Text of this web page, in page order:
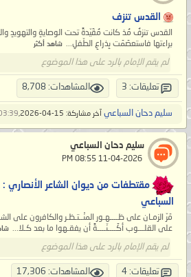
القدس تنزف
القدس تنزفُ مُذ كانت مُقَيّدةً تحت الوصايةِ
براءتها فاستعصَمَت بِذراعِ الطّفلِ... شاهد أكثر
لم يقم الإمام بالرد على هذا الموضوع
تعليقات: 3 المشاهدات: 8,708
سليم دحان السباعي آخر مشاركة: 15-04-2026, PM
سليم دحان السباعي
مقتطفات من ديوان الشاعر الأنصاري :
السباعي
مَرّ الزمـان على ظــــهـور المنْــتـظـر والكافرون على
على القلـــوب أكَــــنّــــةً أن يفقـهوا ما بعد كـلا...
لم يقم الإمام بالرد على هذا الموضوع
تعليقات: 4 المشاهدات: 17,306